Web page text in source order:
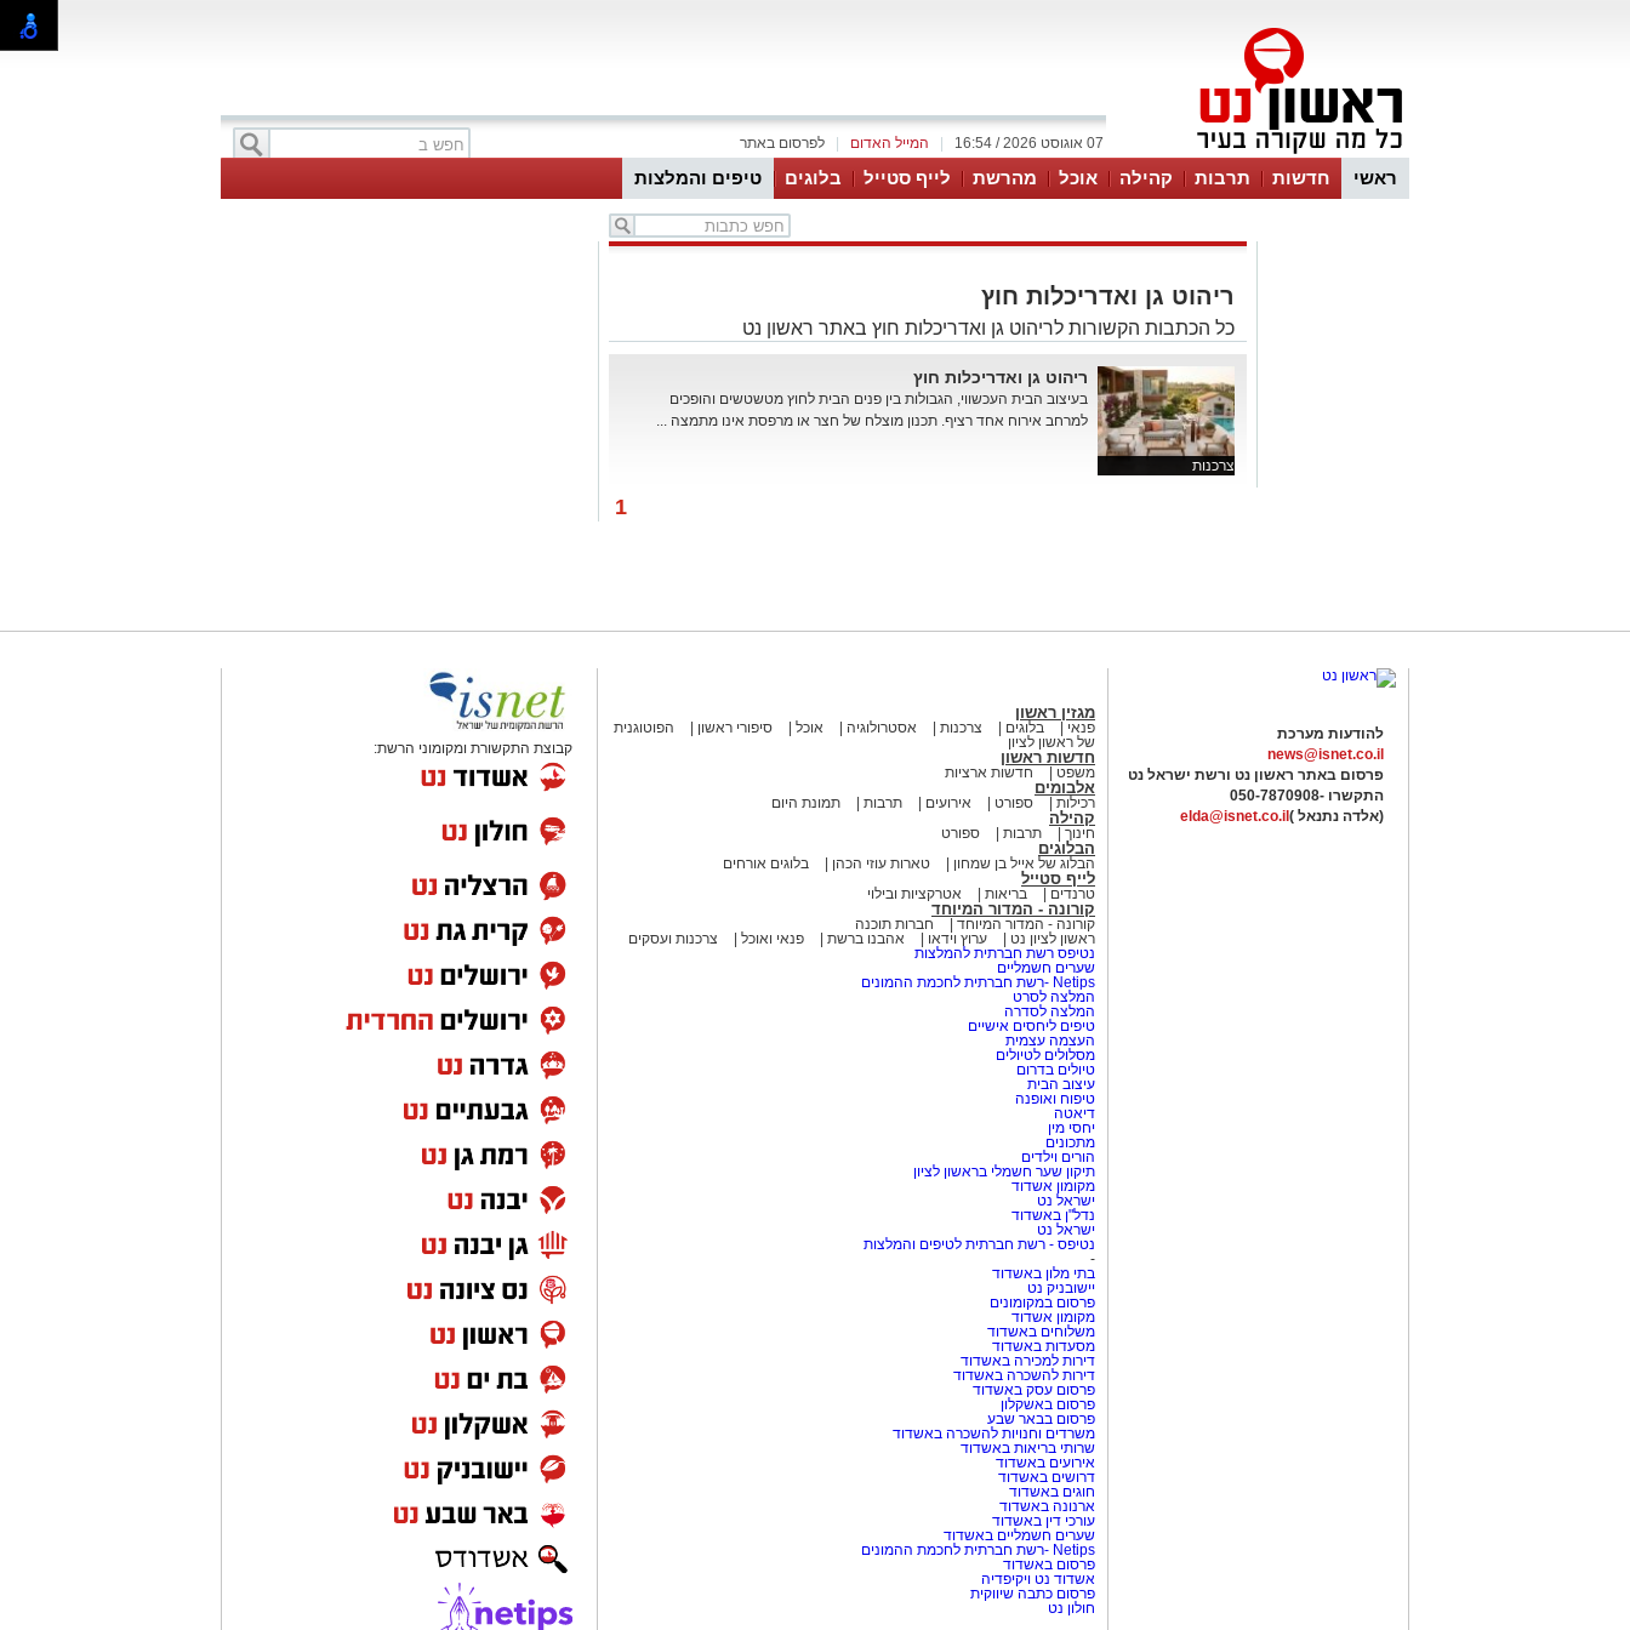
לפרסום באתר המייל האדום 07 אוגוסט 2026 / 16:54
ראשי חדשות תרבות קהילה אוכל מהרשת לייף סטייל בלוגים טיפים והמלצות
ריהוט גן ואדריכלות חוץ
כל הכתבות הקשורות לריהוט גן ואדריכלות חוץ באתר ראשון נט
צרכנות
ריהוט גן ואדריכלות חוץ
בעיצוב הבית העכשווי, הגבולות בין פנים הבית לחוץ מטשטשים והופכים
למרחב אירוח אחד רציף. תכנון מוצלח של חצר או מרפסת אינו מתמצה ...
1
להודעות מערכת
news@isnet.co.il
פרסום באתר ראשון נט ורשת ישראל נט
התקשרו -050-7870908
(אלדה נתנאל ) elda@isnet.co.il
מגזין ראשון
פנאי בלוגים צרכנות אסטרולוגיה אוכל סיפורי ראשון
הפוטוגנית
של ראשון לציון
חדשות ראשון
משפט חדשות ארציות
אלבומים
רכילות ספורט אירועים תרבות תמונת היום
קהילה
חינוך תרבות ספורט
הבלוגים
הבלוג של אייל בן שמחון טארות עוזי הכהן בלוגים אורחים
לייף סטייל
טרנדים בריאות אטרקציות ובילוי
קורונה - המדור המיוחד
קורונה - המדור המיוחד
חברות תוכנה
ראשון לציון נט
ערוץ וידאו אהבנו ברשת פנאי ואוכל
צרכנות ועסקים
נטיפס רשת חברתית להמלצות
שערים חשמליים
Netips -רשת חברתית לחכמת ההמונים
המלצה לסרט
המלצה לסדרה
טיפים ליחסים אישיים
העצמה עצמית
מסלולים לטיולים
טיולים בדרום
עיצוב הבית
טיפוח ואופנה
דיאטה
יחסי מין
מתכונים
הורים וילדים
תיקון שער חשמלי בראשון לציון
מקומון אשדוד
ישראל נט
נדל"ן באשדוד
ישראל נט
נטיפס - רשת חברתית לטיפים והמלצות
-
בתי מלון באשדוד
יישובניק נט
פרסום במקומונים
מקומון אשדוד
משלוחים באשדוד
מסעדות באשדוד
דירות למכירה באשדוד
דירות להשכרה באשדוד
פרסום עסק באשדוד
פרסום באשקלון
פרסום בבאר שבע
משרדים וחנויות להשכרה באשדוד
שרותי בריאות באשדוד
אירועים באשדוד
דרושים באשדוד
חוגים באשדוד
ארנונה באשדוד
עורכי דין באשדוד
שערים חשמליים באשדוד
Netips -רשת חברתית לחכמת ההמונים
פרסום באשדוד
אשדוד נט ויקיפדיה
פרסום כתבה שיווקית
חולון נט
קבוצת התקשורת ומקומוני הרשת: